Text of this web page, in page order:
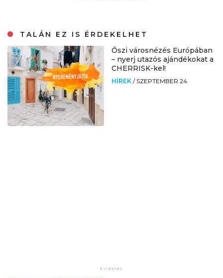
TALÁN EZ IS ÉRDEKELHET
Őszi városnézés Európában
– nyerj utazós ajándékokat a
CHERRISK-kel!
HÍREK / SZEPTEMBER 24.